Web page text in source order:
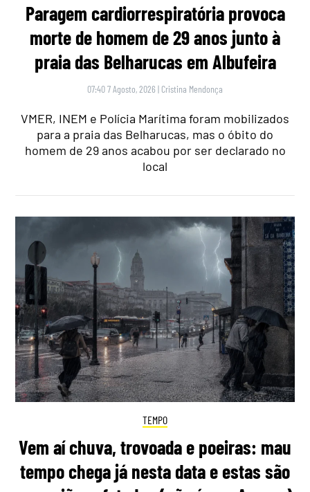
Paragem cardiorrespiratória provoca
morte de homem de 29 anos junto à
praia das Belharucas em Albufeira
07:40 7 Agosto, 2026 | Cristina Mendonça
VMER, INEM e Polícia Marítima foram mobilizados
para a praia das Belharucas, mas o óbito do
homem de 29 anos acabou por ser declarado no
local
TEMPO
Vem aí chuva, trovoada e poeiras: mau
tempo chega já nesta data e estas são